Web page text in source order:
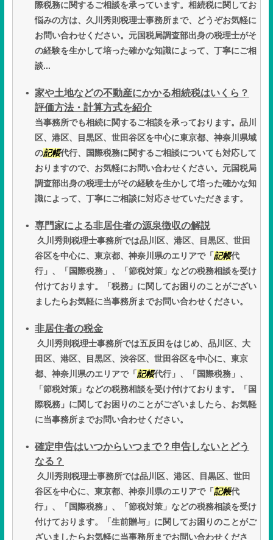
際税務に関するご相談を承っています。相続税に関してお
悩みの方は、久川秀則税理士事務所まで、どうぞお気軽に
お問い合わせください。元国税局調査部出身の税理士がそ
の経験を生かして培った確かな知識によって、丁寧にご相
談...
家や土地などの不動産にかかる相続税はいくら？
評価方法・計算方式を紹介
当事務所でも相続に関するご相談を承っております。品川
区、港区、目黒区、世田谷区を中心に東京都、神奈川県域
の記帳代行、国際税務に関するご相談についても対応して
おりますので、お気軽にお問い合わせください。元国税局
調査部出身の税理士がその経験を生かして培った確かな知
識によって、丁寧にご相談に対応させていただきます。
専門家による非居住者の源泉徴収の解説
久川秀則税理士事務所では品川区、港区、目黒区、世田
谷区を中心に、東京都、神奈川県のエリアで「 記帳代
行」、「国際税務」、「節税対策」などの税務相談を受け
付けております。「税務」に関してお困りのことがござい
ましたらお気軽に当事務所までお問い合わせください。
非居住者の税金
久川秀則税理士事務所では五反田をはじめ、品川区、大
田区、港区、目黒区、渋谷区、世田谷区を中心に、東京
都、神奈川県のエリアで「 記帳代行」、「国際税務」、
「節税対策」などの税務相談を受け付けております。「国
際税務」に関してお困りのことがございましたら、お気軽
に当事務所までお問い合わせください。
確定申告はいつからいつまで？申告しないとどう
なる？
久川秀則税理士事務所では品川区、港区、目黒区、世田
谷区を中心に、東京都、神奈川県のエリアで「 記帳代
行」、「国際税務」、「節税対策」などの税務相談を受け
付けております。「生前贈与」に関してお困りのことがご
ざいましたらお気軽に当事務所までお問い合わせくださ